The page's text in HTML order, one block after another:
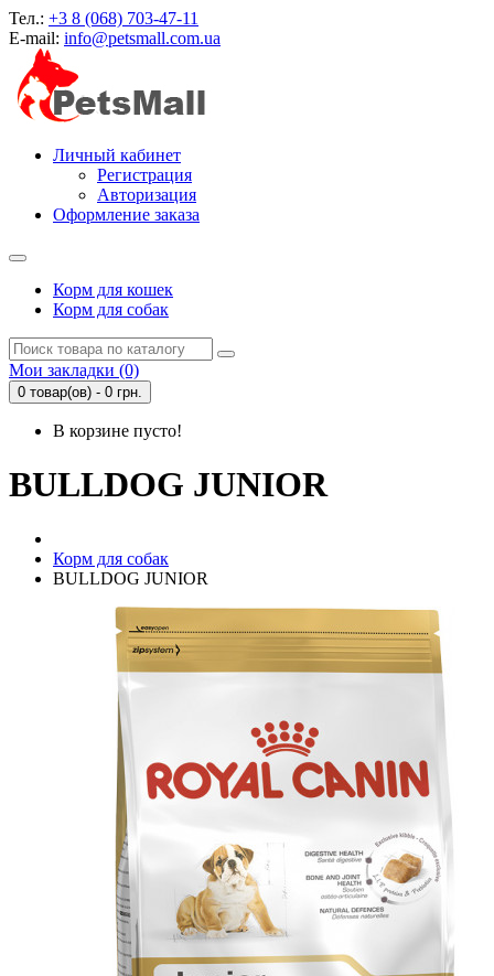
Тел.: +3 8 (068) 703-47-11
E-mail: info@petsmall.com.ua
Личный кабинет
Регистрация
Авторизация
Оформление заказа
Корм для кошек
Корм для собак
Мои закладки (0)
0 товар(ов) - 0 грн.
В корзине пусто!
BULLDOG JUNIOR
Корм для собак
BULLDOG JUNIOR